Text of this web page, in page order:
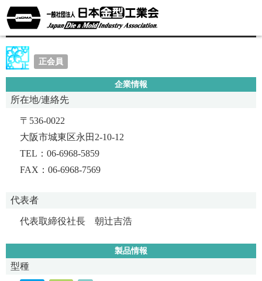
有限会社宝栄
正会員
企業情報
所在地/連絡先
〒536-0022
大阪市城東区永田2-10-12
TEL：06-6968-5859
FAX：06-6968-7569
代表者
代表取締役社長 朝辻吉浩
製品情報
型種